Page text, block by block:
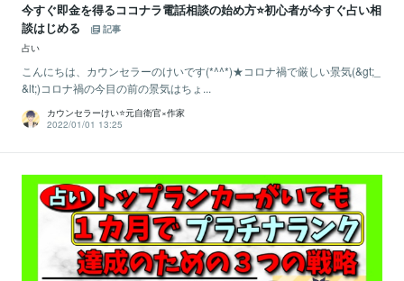
今すぐ即金を得るココナラ電話相談の始め方⭐️初心者が今すぐ占い相
談はじめる
記事
占い
こんにちは、カウンセラーのけいです(*^^*)★コロナ禍で厳しい景気(&gt;_
&lt;)コロナ禍の今目の前の景気はちょ...
カウンセラーけい⭐️元自衛官×作家
2022/01/01 13:25